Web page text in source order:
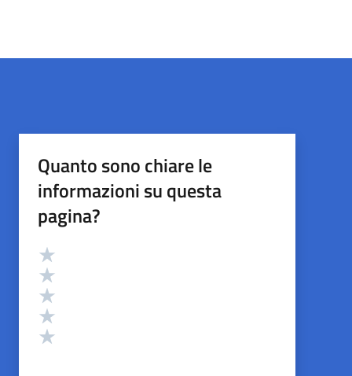
Quanto sono chiare le
informazioni su questa
pagina?
Valutazione